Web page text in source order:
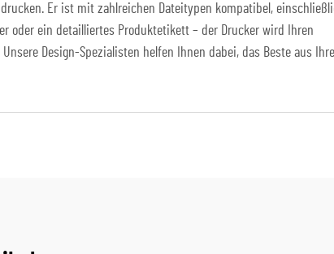
Er ist mit zahlreichen Dateitypen kompatibel,
oder ein detailliertes Produktetikett – der Drucker wird Ihren
Design-Spezialisten helfen Ihnen dabei, das Beste aus